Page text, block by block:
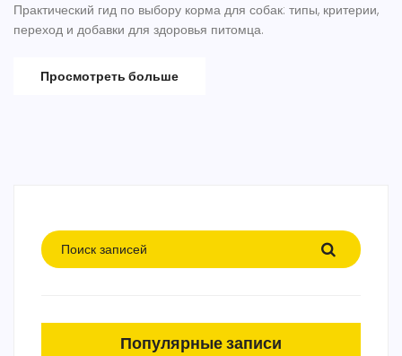
Практический гид по выбору корма для собак: типы, критерии,
переход и добавки для здоровья питомца.
Просмотреть больше
Популярные записи